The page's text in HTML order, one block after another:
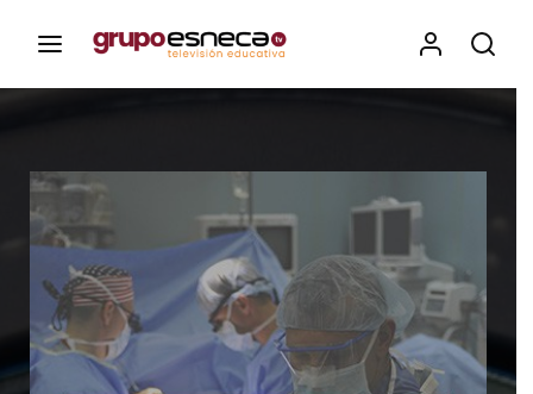
Esneca TV
Iniciar Sesión
Para iniciar sesión debes introducir el
mismo usuario y contraseña que utilizas
para acceder al campus virtual:
https://elcampusonline.com
Dirección de correo electrónico